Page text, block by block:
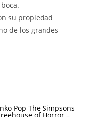
su propiedad
de los grandes